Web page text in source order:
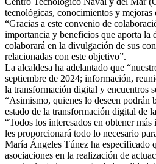
tecnológicas, conocimientos y
“Gracias a este convenio de
importancia y beneficios que aporta
colaborará en la divulgación de sus
relacionadas con este objetivo”.
La alcaldesa ha adelantado que
septiembre de 2024; información,
la transformación digital y encuentros
“Asimismo, quienes lo deseen podrán
estado de la transformación digital de
“Todos los interesados en obtener
les proporcionará todo lo necesario
María Ángeles Túnez ha especificado
asociaciones en la realización de